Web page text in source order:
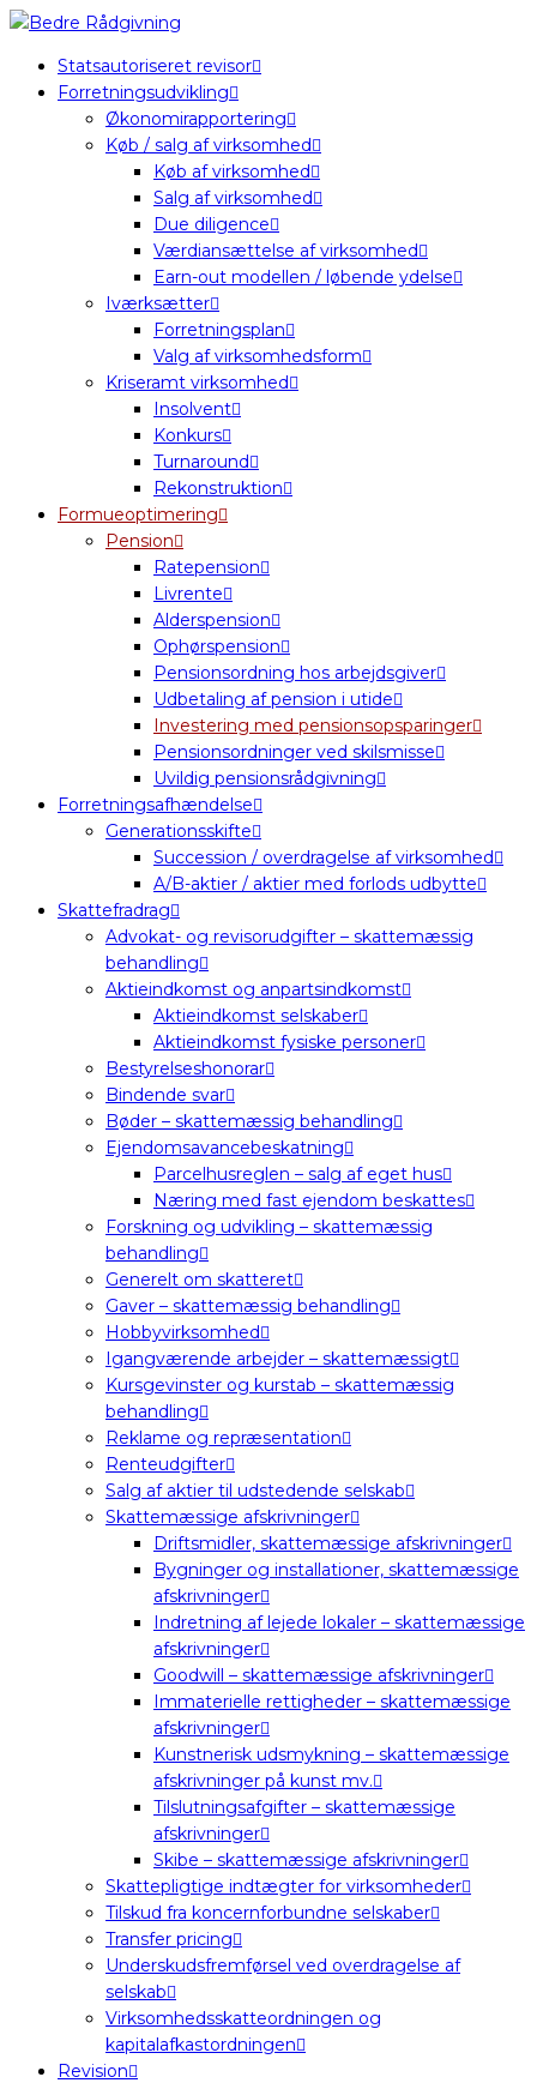
Statsautoriseret revisor
Forretningsudvikling
Økonomirapportering
Køb / salg af virksomhed
Køb af virksomhed
Salg af virksomhed
Due diligence
Værdiansættelse af virksomhed
Earn-out modellen / løbende ydelse
Iværksætter
Forretningsplan
Valg af virksomhedsform
Kriseramt virksomhed
Insolvent
Konkurs
Turnaround
Rekonstruktion
Formueoptimering
Pension
Ratepension
Livrente
Alderspension
Ophørspension
Pensionsordning hos arbejdsgiver
Udbetaling af pension i utide
Investering med pensionsopsparinger
Pensionsordninger ved skilsmisse
Uvildig pensionsrådgivning
Forretningsafhændelse
Generationsskifte
Succession / overdragelse af virksomhed
A/B-aktier / aktier med forlods udbytte
Skattefradrag
Advokat- og revisorudgifter – skattemæssig
behandling
Aktieindkomst og anpartsindkomst
Aktieindkomst selskaber
Aktieindkomst fysiske personer
Bestyrelseshonorar
Bindende svar
Bøder – skattemæssig behandling
Ejendomsavancebeskatning
Parcelhusreglen – salg af eget hus
Næring med fast ejendom beskattes
Forskning og udvikling – skattemæssig
behandling
Generelt om skatteret
Gaver – skattemæssig behandling
Hobbyvirksomhed
Igangværende arbejder – skattemæssigt
Kursgevinster og kurstab – skattemæssig
behandling
Reklame og repræsentation
Renteudgifter
Salg af aktier til udstedende selskab
Skattemæssige afskrivninger
Driftsmidler, skattemæssige afskrivninger
Bygninger og installationer, skattemæssige
afskrivninger
Indretning af lejede lokaler – skattemæssige
afskrivninger
Goodwill – skattemæssige afskrivninger
Immaterielle rettigheder – skattemæssige
afskrivninger
Kunstnerisk udsmykning – skattemæssige
afskrivninger på kunst mv.
Tilslutningsafgifter – skattemæssige
afskrivninger
Skibe – skattemæssige afskrivninger
Skattepligtige indtægter for virksomheder
Tilskud fra koncernforbundne selskaber
Transfer pricing
Underskudsfremførsel ved overdragelse af
selskab
Virksomhedsskatteordningen og
kapitalafkastordningen
Revision